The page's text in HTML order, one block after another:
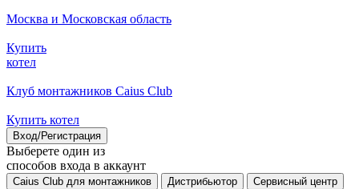
Москва и Московская область
Купить
котел
Клуб монтажников Caius Club
Купить котел
Вход/Регистрация
Выберете один из
способов входа в аккаунт
Caius Club для монтажников Дистрибьютор Сервисный центр